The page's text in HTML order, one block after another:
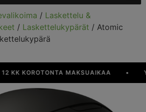
/ Laskettelu &
/ Laskettelukypärät / Atomic
KOROTONTA MAKSUAIKAA